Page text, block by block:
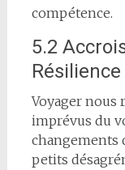
compétence.
5.2
Voyager nous
imprévus du
changements
petits